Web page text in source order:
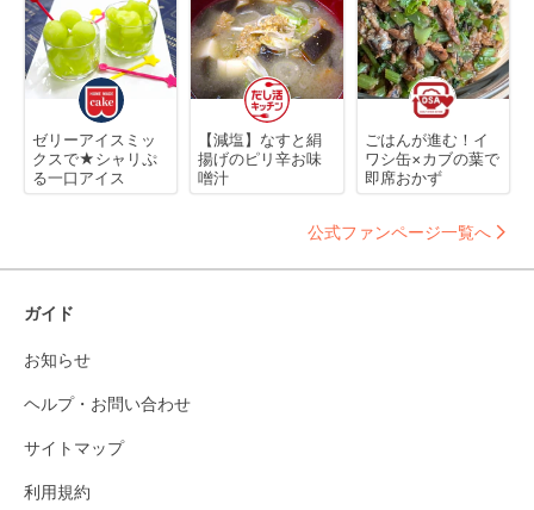
ゼリーアイスミッ
クスで★シャリぷ
る一口アイス
【減塩】なすと絹
揚げのピリ辛お味
噌汁
ごはんが進む！イ
ワシ缶×カブの葉で
即席おかず
公式ファンページ一覧へ
ガイド
お知らせ
ヘルプ・お問い合わせ
サイトマップ
利用規約